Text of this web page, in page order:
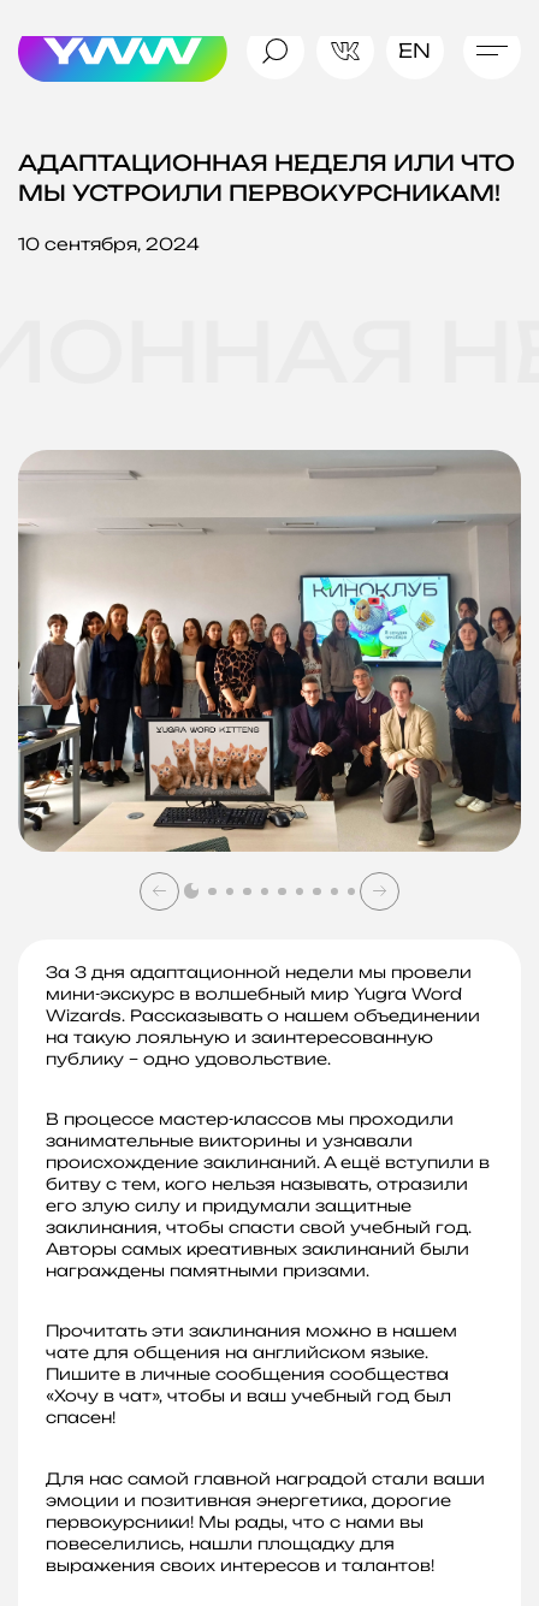
EN
АДАПТАЦИОННАЯ НЕДЕЛЯ ИЛИ ЧТО
МЫ УСТРОИЛИ ПЕРВОКУРСНИКАМ!
10 сентября, 2024
За 3 дня адаптационной недели мы провели
мини-экскурс в волшебный мир Yugra Word
Wizards. Рассказывать о нашем объединении
на такую лояльную и заинтересованную
публику – одно удовольствие.
В процессе мастер-классов мы проходили
занимательные викторины и узнавали
происхождение заклинаний. А ещё вступили в
битву с тем, кого нельзя называть, отразили
его злую силу и придумали защитные
заклинания, чтобы спасти свой учебный год.
Авторы самых креативных заклинаний были
награждены памятными призами.
Прочитать эти заклинания можно в нашем
чате для общения на английском языке.
Пишите в личные сообщения сообщества
«Хочу в чат», чтобы и ваш учебный год был
спасен!
Для нас самой главной наградой стали ваши
эмоции и позитивная энергетика, дорогие
первокурсники! Мы рады, что с нами вы
повеселились, нашли площадку для
выражения своих интересов и талантов!